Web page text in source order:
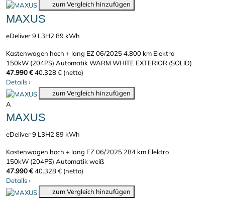
zum Vergleich hinzufügen
MAXUS
eDeliver 9 L3H2 89 kWh
Kastenwagen hoch + lang EZ 06/20254.800 km Elektro
150kW (204PS) AutomatikWARM WHITE EXTERIOR (SOLID)
47.990 €40.328 € (netto)
Details›
zum Vergleich hinzufügen
A
MAXUS
eDeliver 9 L3H2 89 kWh
Kastenwagen hoch + lang EZ 06/2025 284 km Elektro
150kW (204PS) Automatikweiß
47.990 €40.328 € (netto)
Details›
zum Vergleich hinzufügen